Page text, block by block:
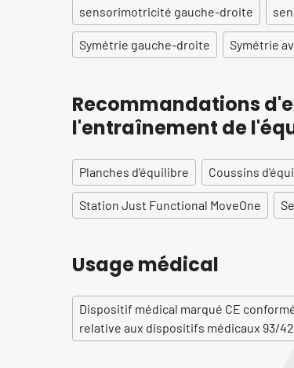
sensorimotricité gauche-droite
Symétrie gauche-droite Symétrie
Recommandations
l'entraînement de
Planches d'équilibre Coussins
Station Just Functional MoveOne
Usage médical
Dispositif médical marqué CE
relative aux dispositifs médicaux 93/